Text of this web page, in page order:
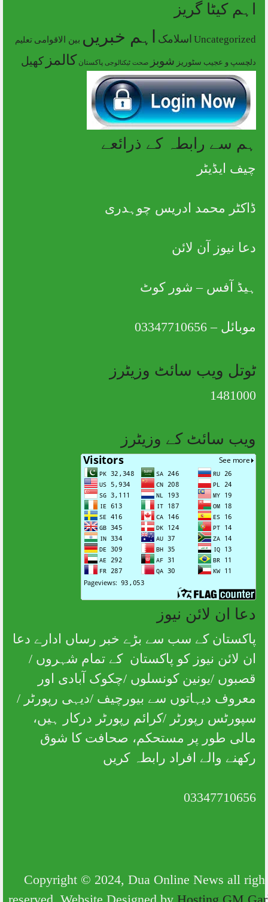
اہم کیٹا گریز
Uncategorizedاسلامک اہم خبریں بین الاقوامی تعلیم
دلچسپ و عجیب سٹوریز شوبز صحت ٹیکنالوجی پاکستان کالمز کھیل
ہم سے رابطہ کے ذرائعے
چیف ایڈیٹر
ڈاکٹر محمد ادریس چوہدری
دعا نیوز آن لائن
ہیڈ آفس – شور کوٹ
موبائل – 03347710656
ٹوتل ویب سائٹ وزیٹرز
1481000
ویب سائٹ کے وزیٹرز
دعا ان لائن نیوز
پاکستان کے سب سے بڑے خبر رساں ادارے دعا
ان لائن نیوز کو پاکستان کے تمام شہروں /
قصبوں /یونین کونسلوں /چکوک آبادی اور
معروف دیہاتوں سے بیورچیف /دیہی رپورٹر /
سپورٹس رپورٹر /کرائم رپورٹر درکار ہیں،
مالی طور پر مستحکم، صحافت کا شوق
رکھنے والے افراد رابطہ کریں
03347710656
Copyright © 2024, Dua Online News all